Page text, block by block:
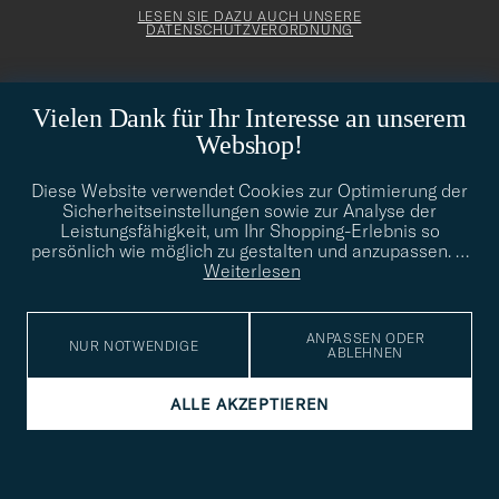
Vielen Dank für Ihr Interesse an unserem
Webshop!
Diese Website verwendet Cookies zur Optimierung der
Sicherheitseinstellungen sowie zur Analyse der
Leistungsfähigkeit, um Ihr Shopping-Erlebnis so
persönlich wie möglich zu gestalten und anzupassen. …
Weiterlesen
NUR NOTWENDIGE
ANPASSEN ODER
ABLEHNEN
ALLE AKZEPTIEREN
anmälde
dig
vårt
nyhetsbrev!
LESEN SIE DAZU AUCH UNSERE
DATENSCHUTZVERORDNUNG
SERVICE
GESCHÄFTSINFORMATIONEN